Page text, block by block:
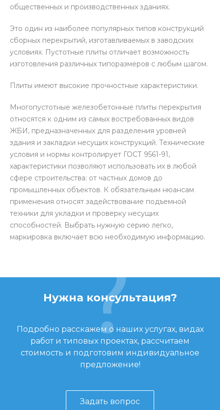
общественных и производственных зданиях.
Это один из наиболее популярных типов конструкций
сборных перекрытий, изготавливаемых в заводских
условиях. Пустотные плиты отличает возможность
изготовления различных типоразмеров с любым шагом.
Плиты имеют высокие прочностные характеристики.
Многопустотные железобетонные плиты перекрытия
относятся к одним из самых востребованных видов
ЖБИ, предназначенных для разделения уровней
здания и закладки несущих конструкций. Технические
условия и нормы контролирует ГОСТ 9561-91,
характеристики позволяют использовать их в любой
сфере строительства: от частных домов до
промышленных объектов. К обязательным нюансам
применения относят задействование подъемной
техники для укладки и проверку несущих
способностей. Выбрать нужную серию легко,
маркировка включает всю необходимую информацию.
Нужна консультация?
Подробно расскажем о наших услугах, видах
работ и типовых проектах, рассчитаем
стоимость и подготовим индивидуальное
предложение!
Задать вопрос